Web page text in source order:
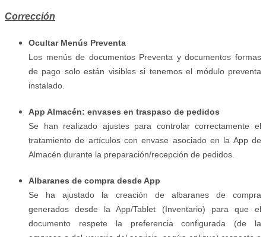
Corrección
Ocultar Menús Preventa
Los menús de documentos Preventa y documentos formas
de pago solo están visibles si tenemos el módulo preventa
instalado.
App Almacén: envases en traspaso de pedidos
Se han realizado ajustes para controlar correctamente el
tratamiento de artículos con envase asociado en la App de
Almacén durante la preparación/recepción de pedidos.
Albaranes de compra desde App
Se ha ajustado la creación de albaranes de compra
generados desde la App/Tablet (Inventario) para que el
documento respete la preferencia configurada (de la